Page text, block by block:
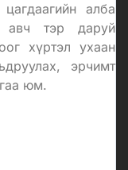
алба
авч тэр даруй
хүртэл ухаан
эрчимт
юм.